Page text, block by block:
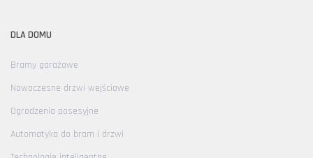
DLA DOMU
Bramy garażowe
Nowoczesne drzwi wejściowe
Ogrodzenia posesyjne
Automatyka do bram i drzwi